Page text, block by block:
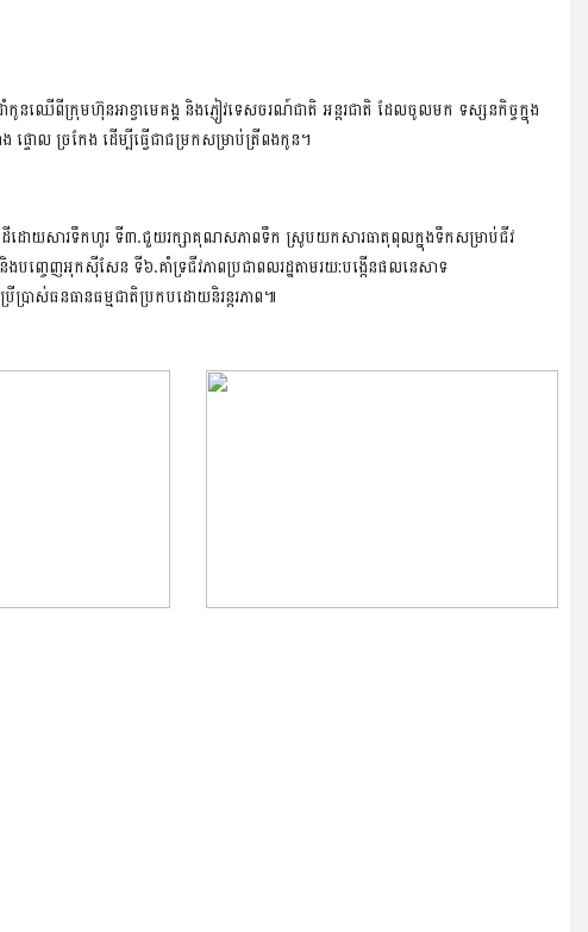
ើពីក្រុមហ៊ុនអាខ្វាមេគង្គ និងភ្ញៀវទេសចរណ៍ជាតិ អន្តរជាតិ ដែលចូលមក ទស្សនកិច្ចក្នុង
ោល ច្រកែង ដើម្បីធ្វើជាជម្រកសម្រាប់ត្រីពងកូន។
រោះដីដោយសារទឹកហូរ ទី៣.ជួយរក្សាគុណសភាពទឹក ស្រូបយកសារធាតុពុលក្នុងទឹកសម្រាប់ជីវ
ញ្ចេញអុកស៊ីសែន ទី៦.គាំទ្រជីវភាពប្រជាពលរដ្ឋតាមរយ:បង្កើនផលនេសាទ
រាស់ធនធានធម្មជាតិប្រកបដោយនិរន្តរភាព៕